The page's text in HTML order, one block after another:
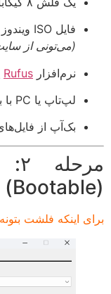
فایل ISO ویندوز 10 یا ویندوز 11
(می‌تونی از
نرم‌افزار Rufus
لپ‌تاپ یا PC با باتری یا برق پایدار
بک‌آپ از
(Bootable)
برای اینکه فلشت